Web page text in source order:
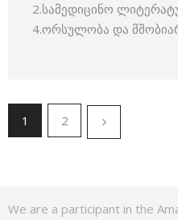
2.სამედიცინო
4.ორსულობა და
1 2
We are a participant in the